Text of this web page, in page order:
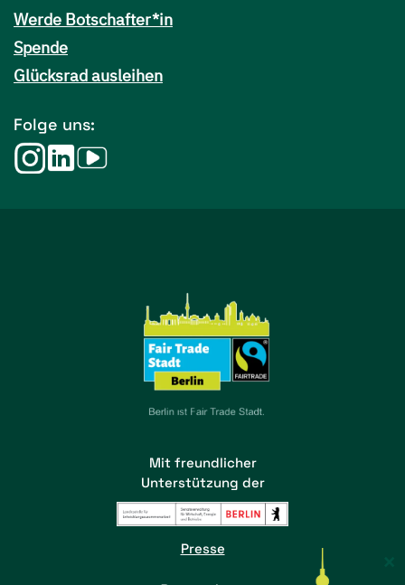
Werde Botschafter*in
Spende
Glücksrad ausleihen
Folge uns:
Mit freundlicher
Unterstützung der
Presse